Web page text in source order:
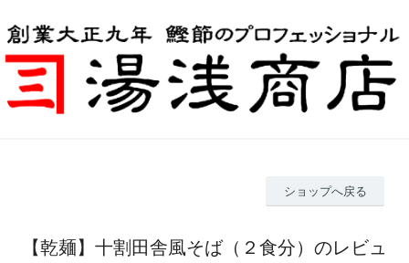
ショップへ戻る
【乾麺】十割田舎風そば（２食分）のレビュ